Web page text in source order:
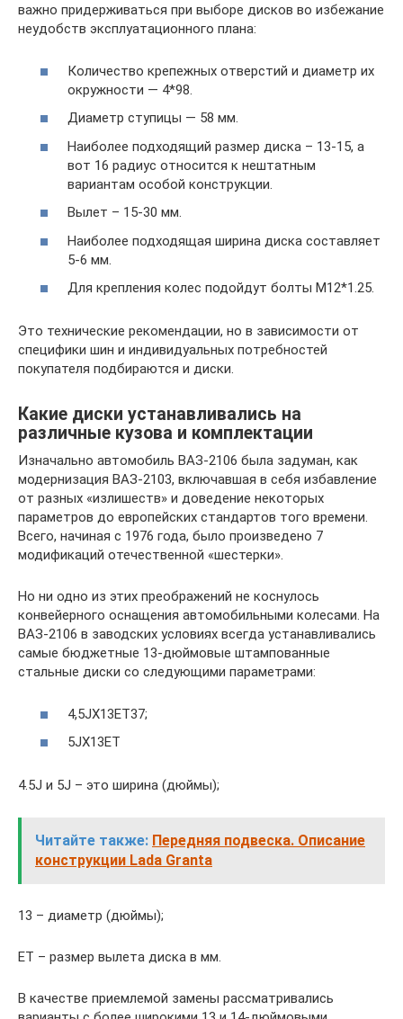
важно придерживаться при выборе дисков во избежание
неудобств эксплуатационного плана:
Количество крепежных отверстий и диаметр их
окружности — 4*98.
Диаметр ступицы — 58 мм.
Наиболее подходящий размер диска – 13-15, а
вот 16 радиус относится к нештатным
вариантам особой конструкции.
Вылет – 15-30 мм.
Наиболее подходящая ширина диска составляет
5-6 мм.
Для крепления колес подойдут болты М12*1.25.
Это технические рекомендации, но в зависимости от
специфики шин и индивидуальных потребностей
покупателя подбираются и диски.
Какие диски устанавливались на
различные кузова и комплектации
Изначально автомобиль ВАЗ-2106 была задуман, как
модернизация ВАЗ-2103, включавшая в себя избавление
от разных «излишеств» и доведение некоторых
параметров до европейских стандартов того времени.
Всего, начиная с 1976 года, было произведено 7
модификаций отечественной «шестерки».
Но ни одно из этих преображений не коснулось
конвейерного оснащения автомобильными колесами. На
ВАЗ-2106 в заводских условиях всегда устанавливались
самые бюджетные 13-дюймовые штампованные
стальные диски со следующими параметрами:
4,5JX13ET37;
5JX13ET
4.5J и 5J – это ширина (дюймы);
Читайте также: Передняя подвеска. Описание
конструкции Lada Granta
13 – диаметр (дюймы);
ET – размер вылета диска в мм.
В качестве приемлемой замены рассматривались